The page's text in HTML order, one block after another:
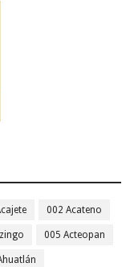
002 Acateno
005 Acteopan